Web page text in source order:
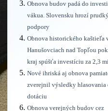
Obnova budov padá do
vákua. Slovensku hrozí
podpory
Obnova historického kaštieľa
Hanušovciach nad Topľou
kraj spúšťa investíciu za 2,3
Nové ihriská aj obnova
zverejnil výsledky hlasovania
dotáciu
Obnova verejných budov cez